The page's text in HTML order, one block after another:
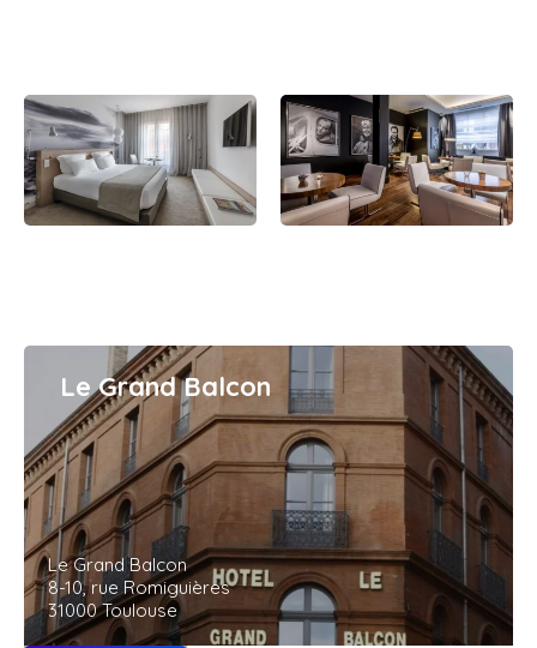
Le Grand Balcon
Le Grand Balcon
8-10, rue Romiguières
31000 Toulouse